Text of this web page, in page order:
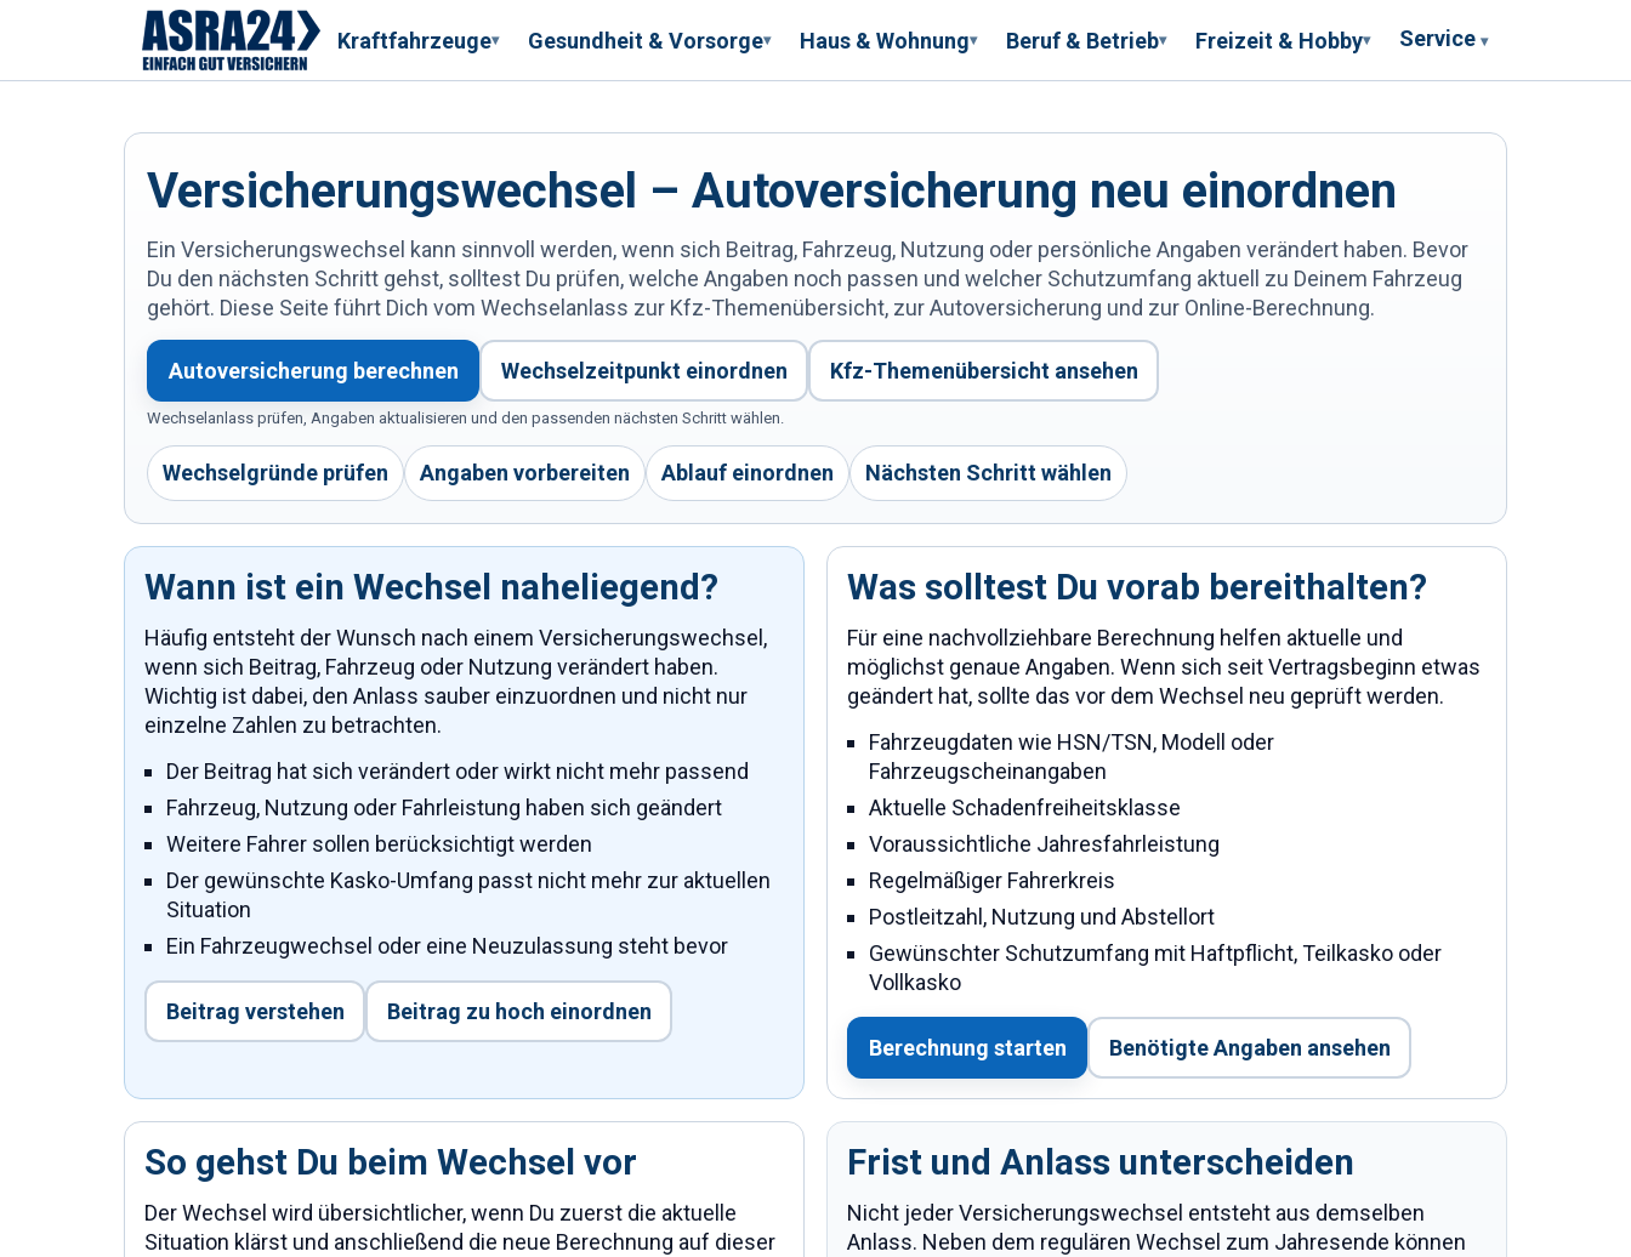
Kraftfahrzeuge▾ Gesundheit & Vorsorge▾ Haus & Wohnung▾ Beruf & Betrieb▾ Freizeit & Hobby▾ Service ▾
Versicherungswechsel – Autoversicherung neu einordnen
Ein Versicherungswechsel kann sinnvoll werden, wenn sich Beitrag, Fahrzeug, Nutzung oder persönliche Angaben verändert haben. Bevor
Du den nächsten Schritt gehst, solltest Du prüfen, welche Angaben noch passen und welcher Schutzumfang aktuell zu Deinem Fahrzeug
gehört. Diese Seite führt Dich vom Wechselanlass zur Kfz-Themenübersicht, zur Autoversicherung und zur Online-Berechnung.
Autoversicherung berechnen Wechselzeitpunkt einordnen Kfz-Themenübersicht ansehen
Wechselanlass prüfen, Angaben aktualisieren und den passenden nächsten Schritt wählen.
Wechselgründe prüfen Angaben vorbereiten Ablauf einordnen Nächsten Schritt wählen
Wann ist ein Wechsel naheliegend?
Häufig entsteht der Wunsch nach einem Versicherungswechsel,
wenn sich Beitrag, Fahrzeug oder Nutzung verändert haben.
Wichtig ist dabei, den Anlass sauber einzuordnen und nicht nur
einzelne Zahlen zu betrachten.
Der Beitrag hat sich verändert oder wirkt nicht mehr passend
Fahrzeug, Nutzung oder Fahrleistung haben sich geändert
Weitere Fahrer sollen berücksichtigt werden
Der gewünschte Kasko-Umfang passt nicht mehr zur aktuellen
Situation
Ein Fahrzeugwechsel oder eine Neuzulassung steht bevor
Beitrag verstehen Beitrag zu hoch einordnen
Was solltest Du vorab bereithalten?
Für eine nachvollziehbare Berechnung helfen aktuelle und
möglichst genaue Angaben. Wenn sich seit Vertragsbeginn etwas
geändert hat, sollte das vor dem Wechsel neu geprüft werden.
Fahrzeugdaten wie HSN/TSN, Modell oder
Fahrzeugscheinangaben
Aktuelle Schadenfreiheitsklasse
Voraussichtliche Jahresfahrleistung
Regelmäßiger Fahrerkreis
Postleitzahl, Nutzung und Abstellort
Gewünschter Schutzumfang mit Haftpflicht, Teilkasko oder
Vollkasko
Berechnung starten Benötigte Angaben ansehen
So gehst Du beim Wechsel vor
Der Wechsel wird übersichtlicher, wenn Du zuerst die aktuelle
Situation klärst und anschließend die neue Berechnung auf dieser
Frist und Anlass unterscheiden
Nicht jeder Versicherungswechsel entsteht aus demselben
Anlass. Neben dem regulären Wechsel zum Jahresende können